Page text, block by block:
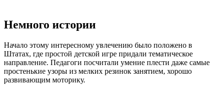
Немного истории
Начало этому интересному увлечению было положено в
Штатах, где простой детской игре придали тематическое
направление. Педагоги посчитали умение плести даже самые
простенькие узоры из мелких резинок занятием, хорошо
развивающим моторику.